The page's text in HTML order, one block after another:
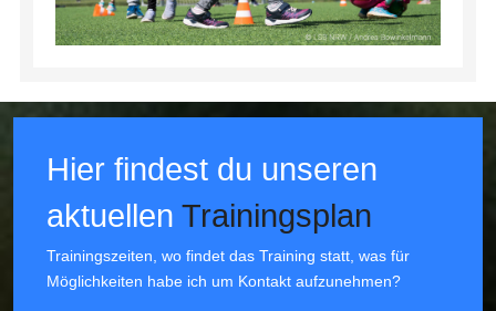
Hier findest du unseren
aktuellen Trainingsplan
Trainingszeiten, wo findet das Training statt, was für
Möglichkeiten habe ich um Kontakt aufzunehmen?